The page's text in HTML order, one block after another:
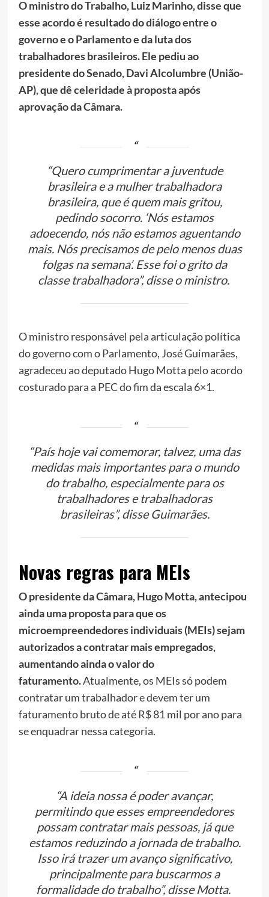
O ministro do Trabalho, Luiz Marinho, disse que
esse acordo é resultado do diálogo entre o
governo e o Parlamento e da luta dos
trabalhadores brasileiros. Ele pediu ao
presidente do Senado, Davi Alcolumbre (União-
AP), que dê celeridade à proposta após
aprovação da Câmara.
“Quero cumprimentar a juventude
brasileira e a mulher trabalhadora
brasileira, que é quem mais gritou,
pedindo socorro. ‘Nós estamos
adoecendo, nós não estamos aguentando
mais. Nós precisamos de pelo menos duas
folgas na semana’. Esse foi o grito da
classe trabalhadora”, disse o ministro.
O ministro responsável pela articulação política
do governo com o Parlamento, José Guimarães,
agradeceu ao deputado Hugo Motta pelo acordo
costurado para a PEC do fim da escala 6×1.
“País hoje vai comemorar, talvez, uma das
medidas mais importantes para o mundo
do trabalho, especialmente para os
trabalhadores e trabalhadoras
brasileiras”, disse Guimarães.
Novas regras para MEIs
O presidente da Câmara, Hugo Motta, antecipou
ainda uma proposta para que os
microempreendedores individuais (MEIs) sejam
autorizados a contratar mais empregados,
aumentando ainda o valor do
faturamento.Atualmente, os MEIs só podem
contratar um trabalhador e devem ter um
faturamento bruto de até R$ 81 mil por ano para
se enquadrar nessa categoria.
“A ideia nossa é poder avançar,
permitindo que esses empreendedores
possam contratar mais pessoas, já que
estamos reduzindo a jornada de trabalho.
Isso irá trazer um avanço significativo,
principalmente para buscarmos a
formalidade do trabalho”, disse Motta.